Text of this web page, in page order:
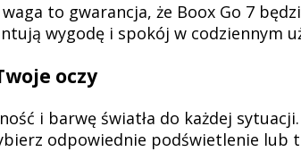
to gwarancja, że Boox Go 7
wygodę i spokój w codziennym
oczy
i barwę światła do każdej
odpowiednie podświetlenie